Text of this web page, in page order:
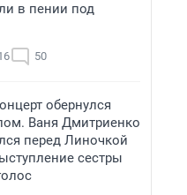
в пении под
50
обернулся
Ваня Дмитриенко
перед Линочкой
сестры